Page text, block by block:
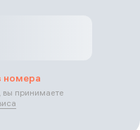
номера
вы принимаете